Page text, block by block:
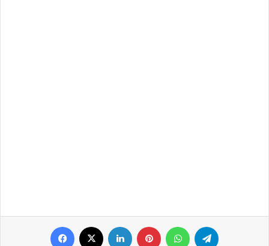
Facebook LinkedIn Pinterest WhatsApp